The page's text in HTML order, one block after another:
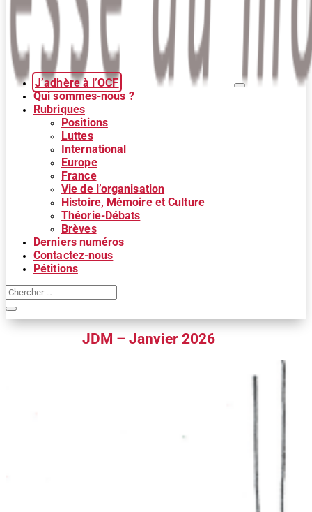
J’adhère à l’OCF
Qui sommes-nous ?
Rubriques
Positions
Luttes
International
Europe
France
Vie de l’organisation
Histoire, Mémoire et Culture
Théorie-Débats
Brèves
Derniers numéros
Contactez-nous
Pétitions
JDM – Janvier 2026